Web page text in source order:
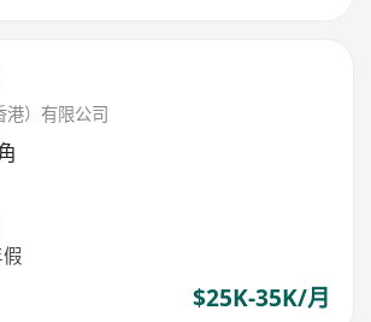
港）有限公司
$25K-35K/月